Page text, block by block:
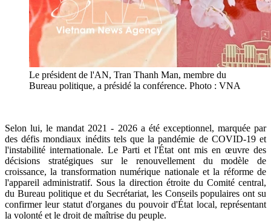
Le président de l'AN, Tran Thanh Man, membre du
Bureau politique, a présidé la conférence. Photo : VNA
Selon lui, le mandat 2021 - 2026 a été exceptionnel, marquée par
des défis mondiaux inédits tels que la pandémie de COVID-19 et
l'instabilité internationale. Le Parti et l'État ont mis en œuvre des
décisions stratégiques sur le renouvellement du modèle de
croissance, la transformation numérique nationale et la réforme de
l'appareil administratif. Sous la direction étroite du Comité central,
du Bureau politique et du Secrétariat, les Conseils populaires ont su
confirmer leur statut d'organes du pouvoir d'État local, représentant
la volonté et le droit de maîtrise du peuple.